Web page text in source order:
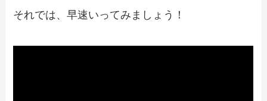
それでは、早速いってみましょう！